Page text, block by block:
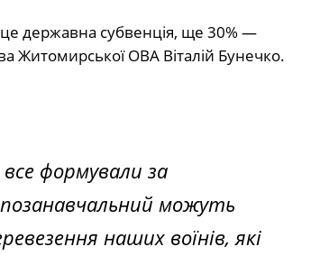
державна субвенція, ще 30% —
Житомирської ОВА Віталій Бунечко.
формували за
можуть
наших воїнів,які